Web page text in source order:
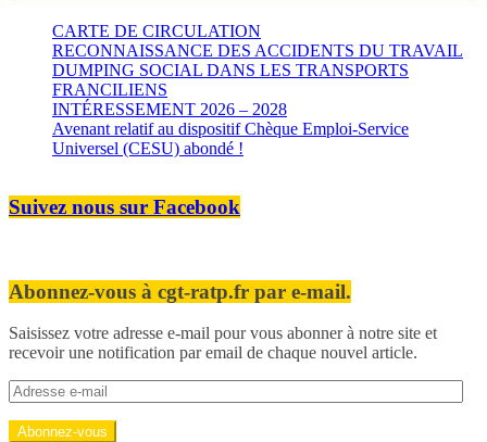
CARTE DE CIRCULATION
RECONNAISSANCE DES ACCIDENTS DU TRAVAIL
DUMPING SOCIAL DANS LES TRANSPORTS
FRANCILIENS
INTÉRESSEMENT 2026 – 2028
Avenant relatif au dispositif Chèque Emploi-Service
Universel (CESU) abondé !
Suivez nous sur Facebook
Abonnez-vous à cgt-ratp.fr par e-mail.
Saisissez votre adresse e-mail pour vous abonner à notre site et
recevoir une notification par email de chaque nouvel article.
Adresse
e-
mail
Abonnez-vous